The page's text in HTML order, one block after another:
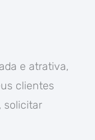
e atrativa,
clientes
solicitar